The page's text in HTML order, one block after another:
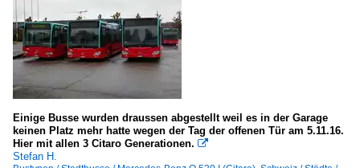
Einige Busse wurden draussen abgestellt weil es in der Garage
keinen Platz mehr hatte wegen der Tag der offenen Tür am 5.11.16.
Hier mit allen 3 Citaro Generationen. 
Stefan H.